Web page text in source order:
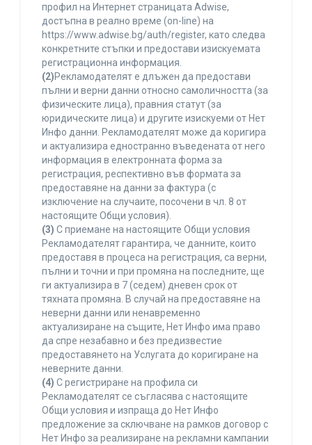
профил на Интернет страницата Adwise,
достъпна в реално време (on-line) на
https://www.adwise.bg/auth/register, като следва
конкретните стъпки и предостави изискуемата
регистрационна информация.
(2)Рекламодателят е длъжен да предостави
пълни и верни данни относно самоличността (за
физическите лица), правния статут (за
юридическите лица) и другите изискуеми от Нет
Инфо данни. Рекламодателят може да коригира
и актуализира едностранно въведената от него
информация в електронната форма за
регистрация, респективно във формата за
предоставяне на данни за фактура (с
изключение на случаите, посочени в чл. 8 от
настоящите Общи условия).
(3) С приемане на настоящите Общи условия
Рекламодателят гарантира, че данните, които
предоставя в процеса на регистрация, са верни,
пълни и точни и при промяна на последните, ще
ги актуализира в 7 (седем) дневен срок от
тяхната промяна. В случай на предоставяне на
неверни данни или ненавременно
актуализиране на същите, Нет Инфо има право
да спре незабавно и без предизвестие
предоставянето на Услугата до коригиране на
неверните данни.
(4) С регистриране на профила си
Рекламодателят се съгласява с настоящите
Общи условия и изпраща до Нет Инфо
предложение за сключване на рамков договор с
Нет Инфо за реализиране на рекламни кампании